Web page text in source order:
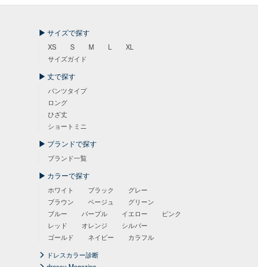
サイズで探す
XS S M L
XL
サイズガイド
丈で探す
パンツタイプ
ロング
ひざ丈
ショートミニ
ブランドで探す
ブランド一覧
カラーで探す
ホワイト ブラック
グレー
ブラウン
ベージュ
グリーン
ブルー
パープル イエロー
ピンク
レッド
オレンジ
シルバー
ゴールド
ネイビー
カラフル
ドレスカラー診断